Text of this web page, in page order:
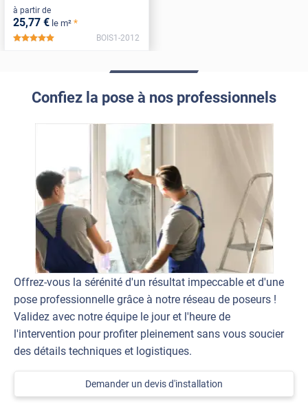
à partir de
25,77 € le m² *
*****
BOIS1-2012
Confiez la pose à nos professionnels
Offrez-vous la sérénité d'un résultat impeccable et d'une
pose professionnelle grâce à notre réseau de poseurs !
Validez avec notre équipe le jour et l'heure de
l'intervention pour profiter pleinement sans vous soucier
des détails techniques et logistiques.
Demander un devis d'installation